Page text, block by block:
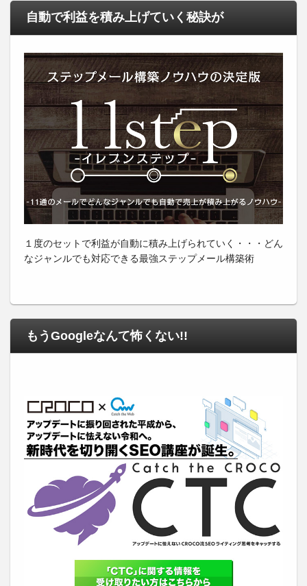
自動で利益を積み上げていく秘訣が
１度のセットで利益が自動に積み上げられていく・・・どん
なジャンルでも対応できる最強ステップメール構築術
もうGoogleなんて怖くない!!